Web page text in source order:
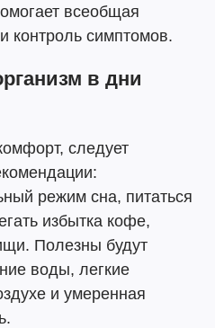
всеобщая
контроль симптомов.
в дни
следует
режим сна, питаться
избытка кофе,
Полезны будут
воды, легкие
и умеренная